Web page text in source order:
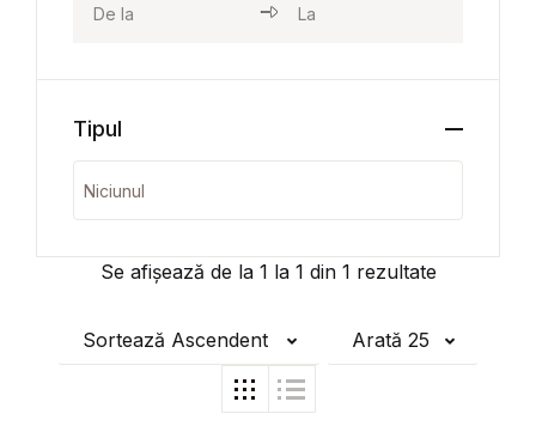
Se afișează de la 1 la 1 din 1 rezultate
Sortează Ascendent Arată 25
Tipul